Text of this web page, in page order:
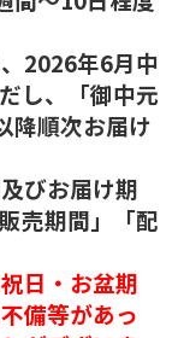
2026年6月中
し、「御中元
降順次お届け
びお届け期
売期間」「配
日・お盆期
備等があっ